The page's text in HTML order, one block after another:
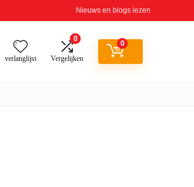
Nieuws en blogs lezen
verlanglijst
0
Vergelijken
0